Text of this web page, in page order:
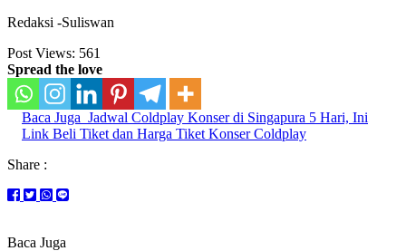
Redaksi -Suliswan
Post Views: 561
Spread the love
Baca Juga Jadwal Coldplay Konser di Singapura 5 Hari, Ini
Link Beli Tiket dan Harga Tiket Konser Coldplay
Share :
Baca Juga